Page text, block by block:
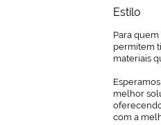
Estilo
Para
permitem
materiais
melhor
com a